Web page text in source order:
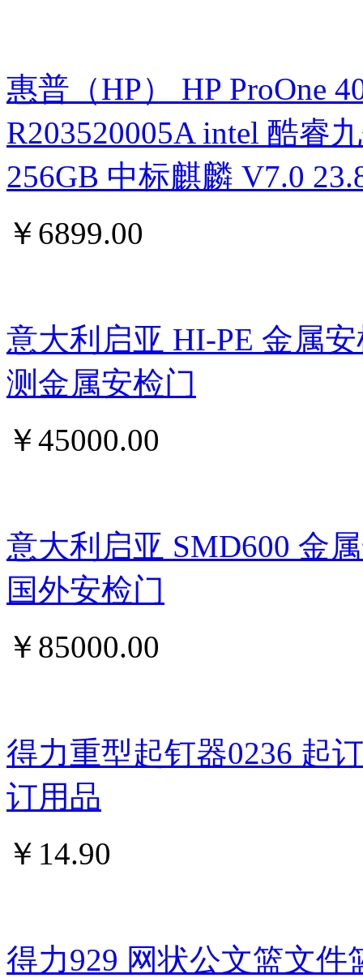
惠普（HP） HP ProOne
R203520005A intel 酷睿
256GB 中标麒麟 V7.0
￥ 6899.00
意大利启亚 HI-PE 金属
测金属安检门
￥45000.00
意大利启亚 SMD600 金
国外安检门
￥ 85000.00
得力重型起钉器0236 起
订用品
￥ 14.90
得力929 网状公文篮文